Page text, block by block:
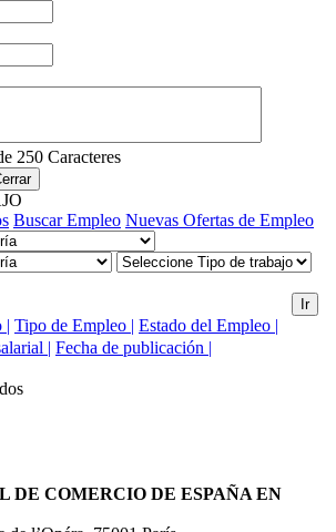
250 Caracteres
Buscar Empleo Nuevas Ofertas de Empleo
Ir
| Tipo de Empleo | Estado del Empleo |
| Fecha de publicación |
DE COMERCIO DE ESPAÑA EN